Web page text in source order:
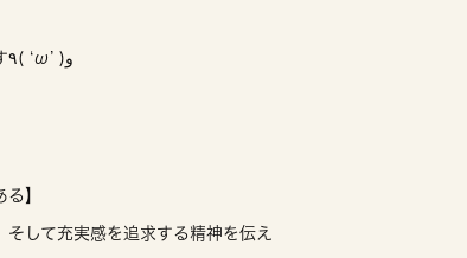
次回以降、引き続き症例解説をすすめていきたいと思います٩( ‘ω’ )و
】
して充実感を追求する精神を伝え